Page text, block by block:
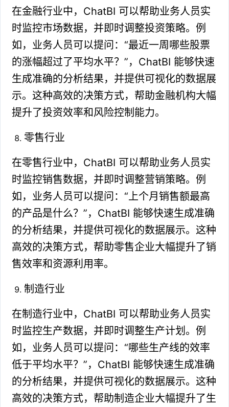
在金融行业中，ChatBI 可以帮助业务人员实
时监控市场数据，并即时调整投资策略。例
如，业务人员可以提问：“最近一周哪些股票
的涨幅超过了平均水平？”，ChatBI 能够快速
生成准确的分析结果，并提供可视化的数据展
示。这种高效的决策方式，帮助金融机构大幅
提升了投资效率和风险控制能力。
零售行业
在零售行业中，ChatBI 可以帮助业务人员实
时监控销售数据，并即时调整营销策略。例
如，业务人员可以提问：“上个月销售额最高
的产品是什么？”，ChatBI 能够快速生成准确
的分析结果，并提供可视化的数据展示。这种
高效的决策方式，帮助零售企业大幅提升了销
售效率和资源利用率。
制造行业
在制造行业中，ChatBI 可以帮助业务人员实
时监控生产数据，并即时调整生产计划。例
如，业务人员可以提问：“哪些生产线的效率
低于平均水平？”，ChatBI 能够快速生成准确
的分析结果，并提供可视化的数据展示。这种
高效的决策方式，帮助制造企业大幅提升了生